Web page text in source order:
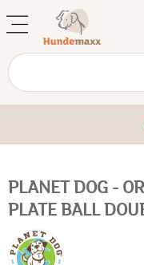
PLANET DOG -
PLATE BALL